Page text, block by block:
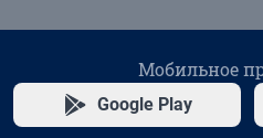
Мобильное
Google Play